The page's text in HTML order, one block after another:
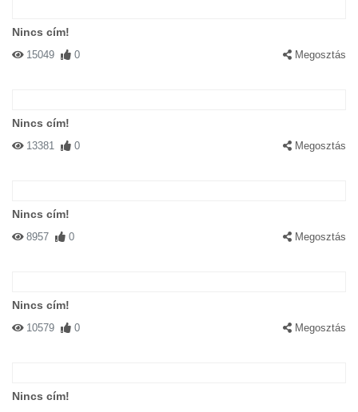
Nincs cím!
15049 0 Megosztás
Nincs cím!
13381 0 Megosztás
Nincs cím!
8957 0 Megosztás
Nincs cím!
10579 0 Megosztás
Nincs cím!